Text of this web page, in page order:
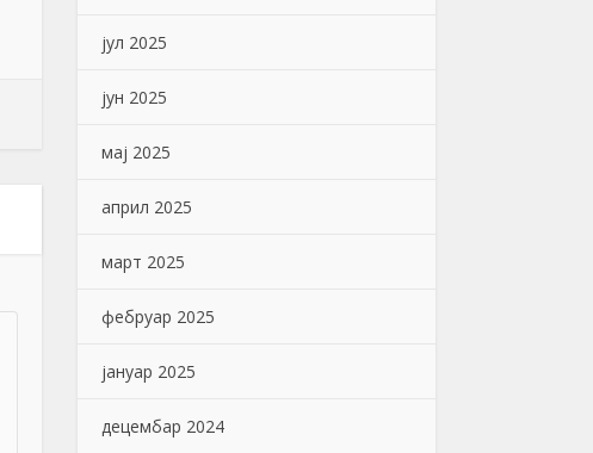
јул 2025
јун 2025
мај 2025
април 2025
март 2025
фебруар 2025
јануар 2025
децембар 2024